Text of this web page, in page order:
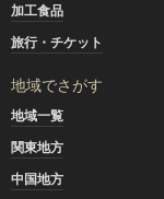
加工食品
旅行・チケット
地域でさがす
地域一覧
関東地方
中国地方